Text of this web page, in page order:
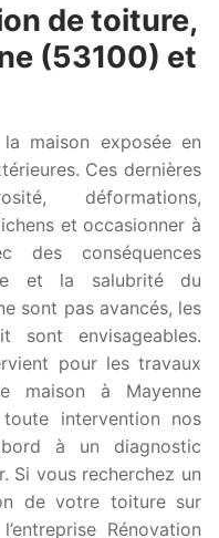
de toiture,
(53100) et
maison exposée en
Ces dernières
déformations,
et occasionner à
des conséquences
et la salubrité du
sont pas avancés, les
envisageables.
pour les travaux
maison à Mayenne
intervention nos
à un diagnostic
Si vous recherchez un
de votre toiture sur
Rénovation